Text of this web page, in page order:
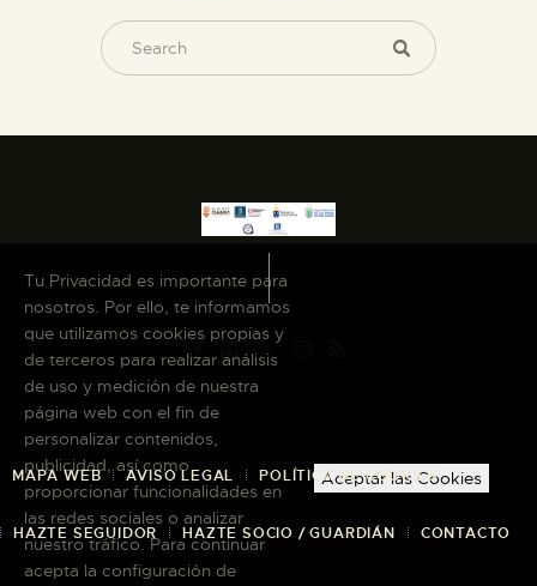
MAPA WEB AVISO LEGAL POLÍTICA DE COOKIES
HAZTE SEGUIDOR HAZTE SOCIO / GUARDIÁN CONTACTO
Tu Privacidad es importante para
nosotros. Por ello, te informamos
que utilizamos cookies propias y
de terceros para realizar análisis
de uso y medición de nuestra
página web con el fin de
personalizar contenidos,
publicidad, así como
proporcionar funcionalidades en
las redes sociales o analizar
nuestro tráfico. Para continuar
acepta la configuración de
Aceptar las Cookies